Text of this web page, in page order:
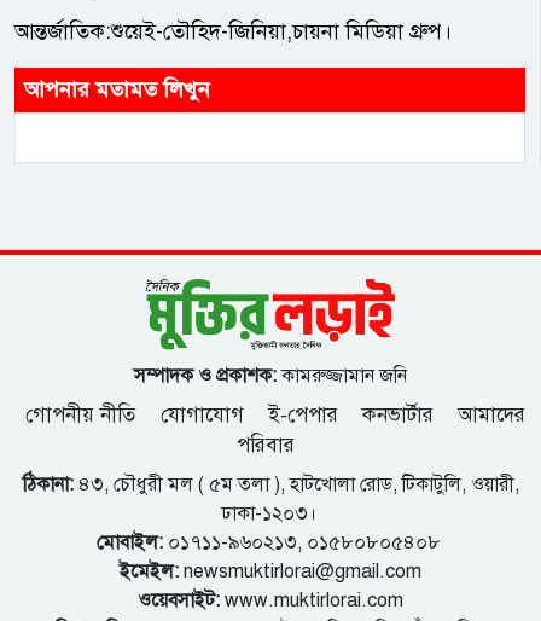
আন্তর্জাতিক:শুয়েই-তৌহিদ-জিনিয়া,চায়না মিডিয়া গ্রুপ।
আপনার মতামত লিখুন
সম্পাদক ও প্রকাশক:কামরুজ্জামান জনি
গোপনীয় নীতি যোগাযোগ ই-পেপার কনভার্টার
আমাদের
পরিবার
ঠিকানা:৪৩, চৌধুরী মল ( ৫ম তলা ), হাটখোলা রোড, টিকাটুলি, ওয়ারী,
ঢাকা-১২০৩।
মোবাইল:০১৭১১-৯৬০২১৩, ০১৫৮০৮০৫৪০৮
ইমেইল: newsmuktirlorai@gmail.com
ওয়েবসাইট: www.muktirlorai.com